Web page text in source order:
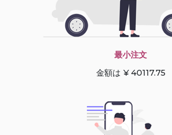
最小注文
金額は ¥ 40117.75